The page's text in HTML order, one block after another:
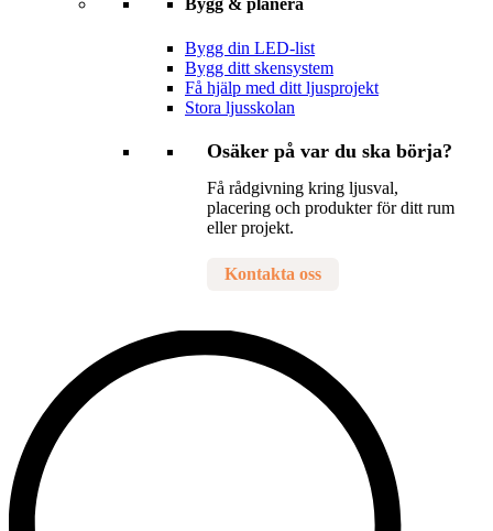
Bygg & planera
Bygg din LED-list
Bygg ditt skensystem
Få hjälp med ditt ljusprojekt
Stora ljusskolan
Osäker på var du ska börja?
Få rådgivning kring ljusval,
placering och produkter för ditt rum
eller projekt.
Kontakta oss